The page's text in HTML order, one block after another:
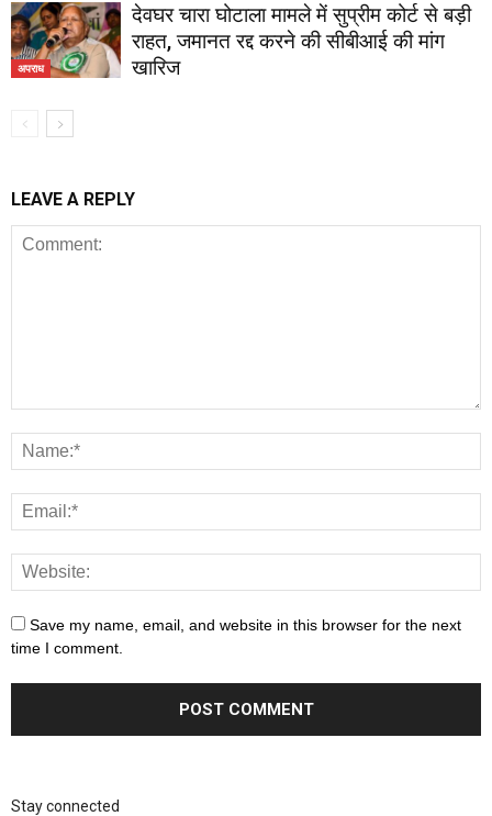
अपराध
देवघर चारा घोटाला मामले में सुप्रीम कोर्ट से बड़ी
राहत, जमानत रद्द करने की सीबीआई की मांग
खारिज
LEAVE A REPLY
Save my name, email, and website in this browser for the next
time I comment.
Stay connected